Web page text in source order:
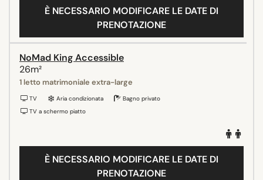
È NECESSARIO MODIFICARE LE DATE DI
PRENOTAZIONE
NoMad King Accessible
26m²
1 letto matrimoniale extra-large
TV Aria condizionata
Bagno privato
TV a schermo piatto
È NECESSARIO MODIFICARE LE DATE DI
PRENOTAZIONE